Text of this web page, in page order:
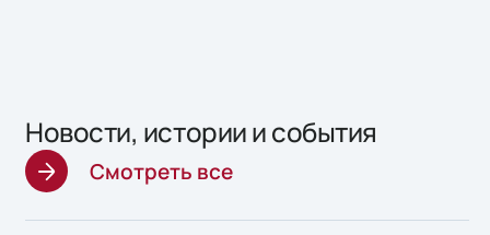
Новости, истории и события
Смотреть все